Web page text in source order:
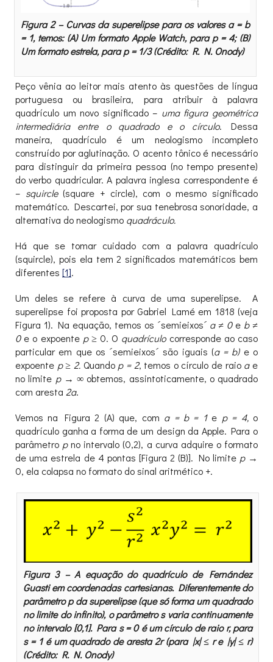
Figura 2 – Curvas da superelipse para os valores a = b
= 1, temos: (A) Um formato Apple Watch, para p = 4; (B)
Um formato estrela, para p = 1/3 (Crédito: R. N. Onody)
Peço vênia ao leitor mais atento às questões de língua
portuguesa ou brasileira, para atribuir à palavra
quadrículo um novo significado – uma figura geométrica
intermediária entre o quadrado e o círculo. Dessa
maneira, quadrículo é um neologismo incompleto
construído por aglutinação. O acento tônico é necessário
para distinguir da primeira pessoa (no tempo presente)
do verbo quadricular. A palavra inglesa correspondente é
– squircle(square + circle), com o mesmo significado
matemático. Descartei, por sua tenebrosa sonoridade, a
alternativa do neologismo quadráculo.
Há que se tomar cuidado com a palavra quadrículo
(squircle), pois ela tem 2 significados matemáticos bem
diferentes [1].
Um deles se refere à curva de uma superelipse. A
superelipse foi proposta por Gabriel Lamé em 1818 (veja
Figura 1). Na equação, temos os ´semieixos´ a ≠ 0e b ≠
0 e o expoente p ≥0. O quadrículocorresponde ao caso
particular em que os ´semieixos´ são iguais (a = b)e o
expoente p ≥ 2.Quando p = 2, temos o círculo de raio a e
no limite p → ∞ obtemos, assintoticamente, o quadrado
com aresta 2a.
Vemos na Figura 2 (A) que, com a = b = 1 e p = 4, o
quadrículo ganha a forma de um design da Apple. Para o
parâmetro pno intervalo (0,2), a curva adquire o formato
de uma estrela de 4 pontas [Figura 2 (B)]. No limite p →
0, ela colapsa no formato do sinal aritmético +.
Figura 3 – A equação do quadrículo de Fernández
Guasti em coordenadas cartesianas. Diferentemente do
parâmetro p da superelipse (que só forma um quadrado
no limite do infinito), o parâmetro s varia continuamente
no intervalo [0,1]. Para s = 0 é um círculo de raio r, para
s = 1 é um quadrado de aresta 2r (para |x| ≤ r e |y| ≤ r)
(Crédito: R. N. Onody)